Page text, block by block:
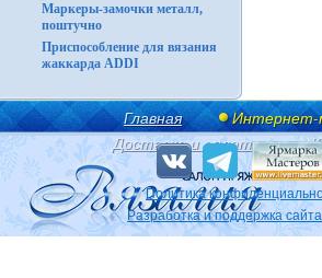
Маркеры-замочки металл,
поштучно
Приспособление для вязания
жаккарда ADDI
Главная
Интернет-
Доставка и оплата
Политика
Разработка и поддержка